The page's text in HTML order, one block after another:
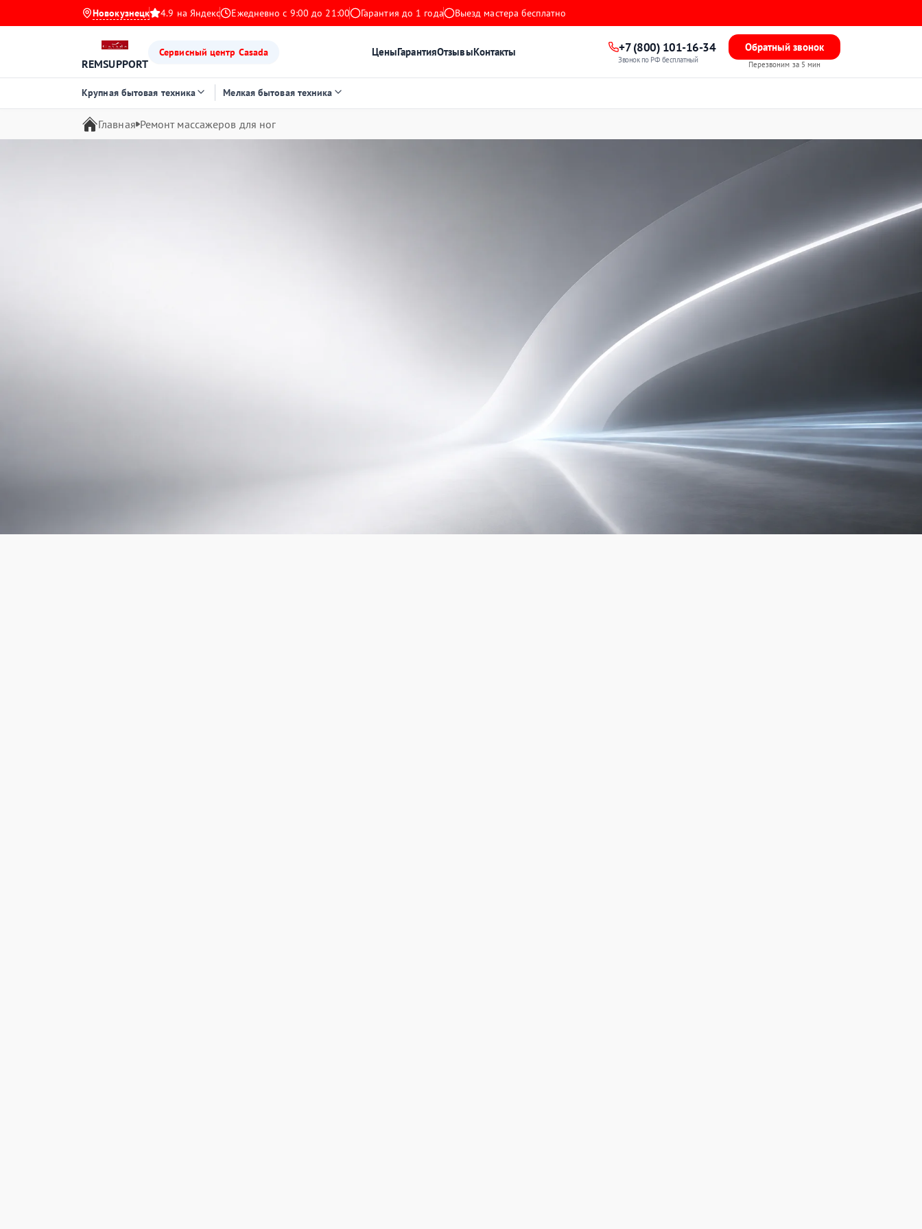
Новокузнецк 4.9 на Яндекс Ежедневно с 9:00 до 21:00 Гарантия до 1 года Выезд мастера бесплатно
REMSUPPORT
Сервисный центр Casada ЦеныГарантияОтзывыКонтакты +7 (800) 101-16-34
Звонок по РФ бесплатный
Обратный звонок
Перезвоним за 5 мин
Крупная бытовая техника Мелкая бытовая техника
Главная Ремонт массажеров для ног